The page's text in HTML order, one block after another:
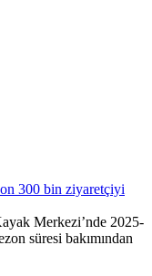
Merkezi’nde 2025-
süresi bakımından